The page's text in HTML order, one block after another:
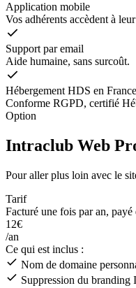
Application mobile
Vos adhérents accèdent à
Support par email
Aide humaine, sans surcoût.
Hébergement HDS en France
Conforme RGPD, certifié
Option
Intraclub Web
Pour aller plus loin avec le
Tarif
Facturé une fois par an, payé
12€
/an
Ce qui est inclus :
Nom de domaine
Suppression du